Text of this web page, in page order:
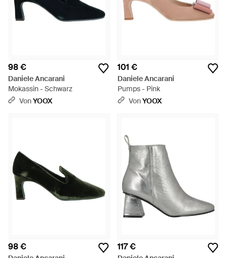
98 €
Daniele Ancarani
Mokassin - Schwarz
VonYOOX
101 €
Daniele Ancarani
Pumps - Pink
VonYOOX
98 € 117 €